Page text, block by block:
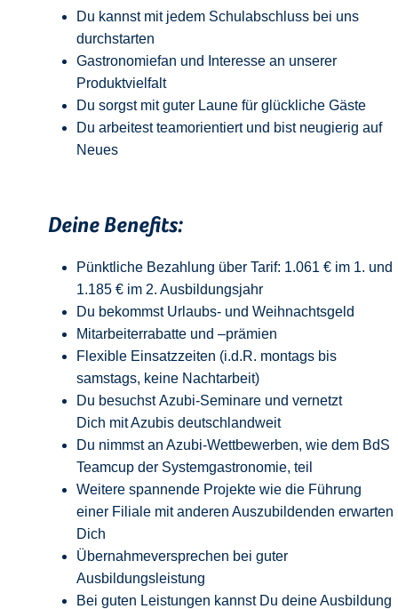
Du kannst mit jedem Schulabschluss bei uns
durchstarten
Gastronomiefan und
Interesse an unserer
Produktvielfalt
Du sorgst mit guter Laune für glückliche Gäste
Du arbeitest teamorientiert und bist neugierig auf
Neues
Deine Benefits:
Pünktliche Bezahlung über Tarif: 1.061 € im 1. und
1.185 € im 2. Ausbildungsjahr
Du bekommst Urlaubs- und Weihnachtsgeld
Mitarbeiterrabatte und –prämien
Flexible Einsatzzeiten (i.d.R. montags bis
samstags, keine Nachtarbeit)
Du besuchst Azubi-Seminare und vernetzt
Dich mit Azubis deutschlandweit
Du nimmst an Azubi-Wettbewerben, wie dem BdS
Teamcup der Systemgastronomie, teil
Weitere spannende Projekte wie die Führung
einer Filiale mit anderen Auszubildenden erwarten
Dich
Übernahmeversprechen bei guter
Ausbildungsleistung
Bei guten Leistungen kannst Du deine Ausbildung